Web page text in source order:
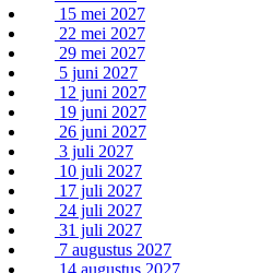
15 mei 2027
22 mei 2027
29 mei 2027
5 juni 2027
12 juni 2027
19 juni 2027
26 juni 2027
3 juli 2027
10 juli 2027
17 juli 2027
24 juli 2027
31 juli 2027
7 augustus 2027
14 augustus 2027